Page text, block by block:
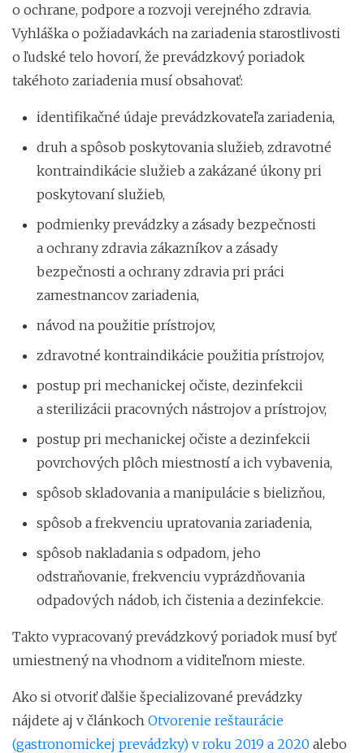
o ochrane, podpore a rozvoji verejného zdravia.
Vyhláška o požiadavkách na zariadenia starostlivosti
o ľudské telo hovorí, že prevádzkový poriadok
takéhoto zariadenia musí obsahovať:
identifikačné údaje prevádzkovateľa zariadenia,
druh a spôsob poskytovania služieb, zdravotné
kontraindikácie služieb a zakázané úkony pri
poskytovaní služieb,
podmienky prevádzky a zásady bezpečnosti
a ochrany zdravia zákazníkov a zásady
bezpečnosti a ochrany zdravia pri práci
zamestnancov zariadenia,
návod na použitie prístrojov,
zdravotné kontraindikácie použitia prístrojov,
postup pri mechanickej očiste, dezinfekcii
a sterilizácii pracovných nástrojov a prístrojov,
postup pri mechanickej očiste a dezinfekcii
povrchových plôch miestností a ich vybavenia,
spôsob skladovania a manipulácie s bielizňou,
spôsob a frekvenciu upratovania zariadenia,
spôsob nakladania s odpadom, jeho
odstraňovanie, frekvenciu vyprázdňovania
odpadových nádob, ich čistenia a dezinfekcie.
Takto vypracovaný prevádzkový poriadok musí byť
umiestnený na vhodnom a viditeľnom mieste.
Ako si otvoriť ďalšie špecializované prevádzky
nájdete aj v článkoch Otvorenie reštaurácie
(gastronomickej prevádzky) v roku 2019 a 2020 alebo